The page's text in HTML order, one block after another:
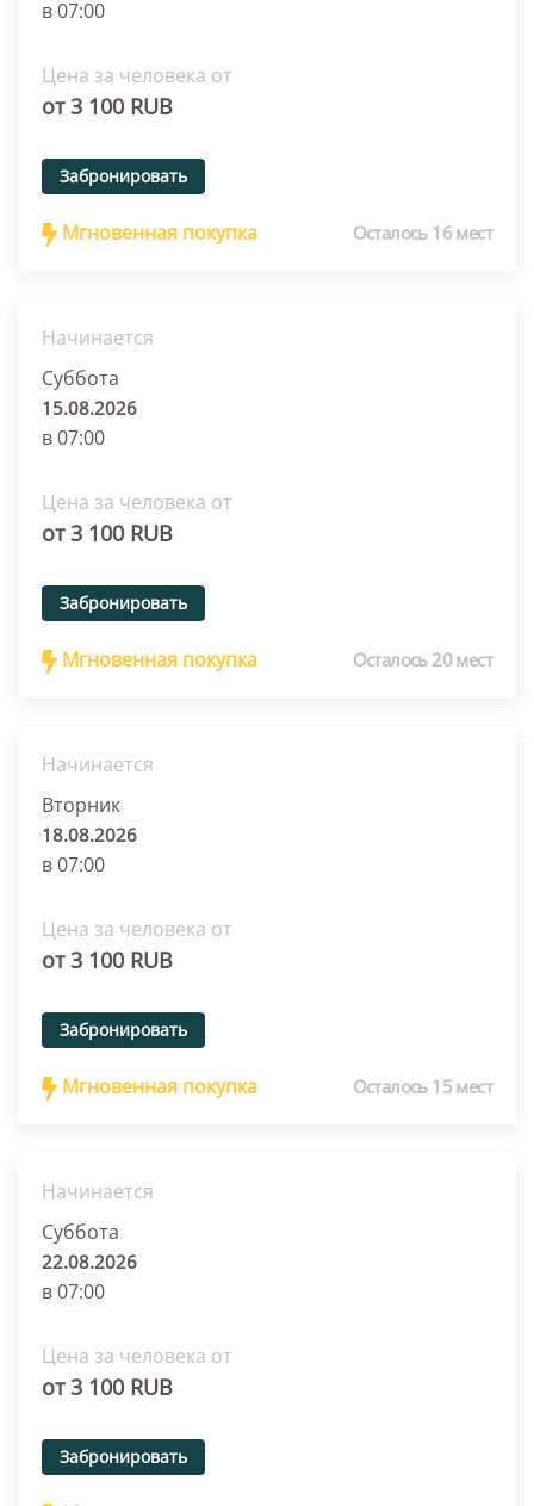
в 07:00
Цена за человека от
от 3 100 RUB
Забронировать
Мгновенная покупка Осталось 16 мест
Начинается
Суббота
15.08.2026
в 07:00
Цена за человека от
от 3 100 RUB
Забронировать
Мгновенная покупка Осталось 20 мест
Начинается
Вторник
18.08.2026
в 07:00
Цена за человека от
от 3 100 RUB
Забронировать
Мгновенная покупка Осталось 15 мест
Начинается
Суббота
22.08.2026
в 07:00
Цена за человека от
от 3 100 RUB
Забронировать